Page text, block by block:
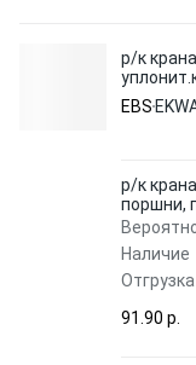
р/к
MB
EBS
р/к
поршни,
Наличие
Отгрузка
91.90 p.